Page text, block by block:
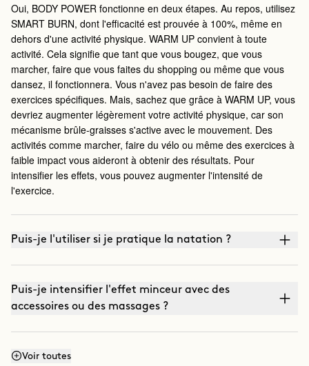
Oui, BODY POWER fonctionne en deux étapes. Au repos, utilisez
SMART BURN, dont l'efficacité est prouvée à 100%, même en
dehors d'une activité physique. WARM UP convient à toute
activité. Cela signifie que tant que vous bougez, que vous
marcher, faire que vous faites du shopping ou même que vous
dansez, il fonctionnera. Vous n'avez pas besoin de faire des
exercices spécifiques. Mais, sachez que grâce à WARM UP, vous
devriez augmenter légèrement votre activité physique, car son
mécanisme brûle-graisses s'active avec le mouvement. Des
activités comme marcher, faire du vélo ou même des exercices à
faible impact vous aideront à obtenir des résultats. Pour
intensifier les effets, vous pouvez augmenter l'intensité de
l'exercice.
Puis-je l'utiliser si je pratique la natation ?
Puis-je intensifier l'effet minceur avec des
accessoires ou des massages ?
Puis-je intensifier l'effet raffermissant avec des
Voir toutes